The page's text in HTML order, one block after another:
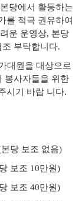
당에서 활동하는
를 적극 권유하여
운 운영상, 본당
부탁합니다.
대원을 대상으로
봉사자들을 위한
시기 바랍 니다.
본당 보조 없음)
보조 10만원)
보조 40만원)